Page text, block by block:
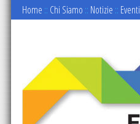
Home :: Chi Siamo :: Notizie :: Eventi